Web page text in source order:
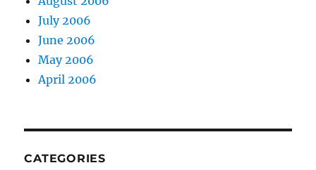
July 2006
June 2006
May 2006
April 2006
CATEGORIES